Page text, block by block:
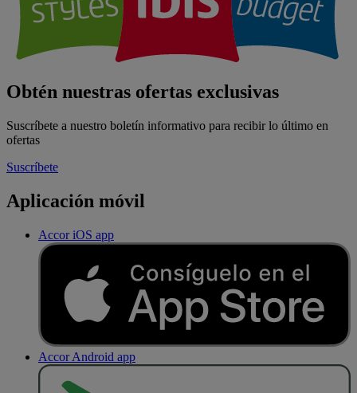
Obtén nuestras ofertas exclusivas
Suscríbete a nuestro boletín informativo para recibir lo último en
ofertas
Suscríbete
Aplicación móvil
Accor iOS app
Accor Android app